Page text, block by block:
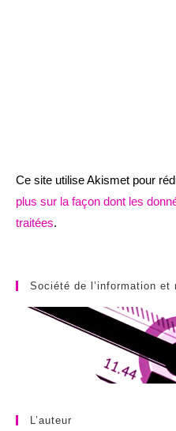
Ce site utilise Akismet pour
plus sur la façon dont les
traitées.
Société de l’information et
L’auteur